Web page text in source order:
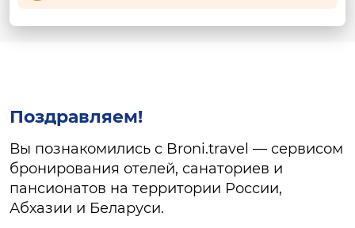
Поздравляем!
Вы познакомились с Broni.travel — сервисом
бронирования отелей, санаториев и
пансионатов на территории России,
Абхазии и Беларуси.